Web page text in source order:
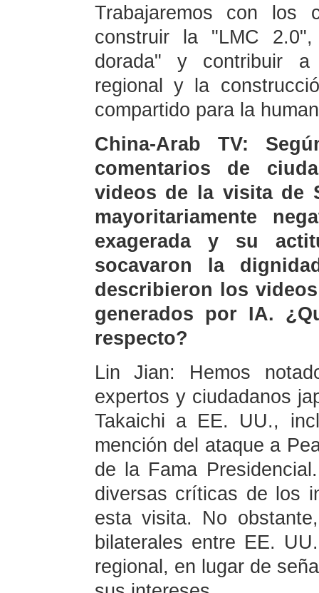
Trabajaremos con los
construir la "LMC
dorada" y contribuir a
regional y la
compartido para la
China-Arab TV:
comentarios de
videos de la visita de
mayoritariamente
exagerada y su
socavaron la
describieron los
generados por IA.
respecto?
Lin Jian: Hemos
expertos y ciudadanos
Takaichi a EE. UU.,
mención del ataque a
de la Fama
diversas críticas de los
esta visita. No
bilaterales entre EE.
regional, en lugar de